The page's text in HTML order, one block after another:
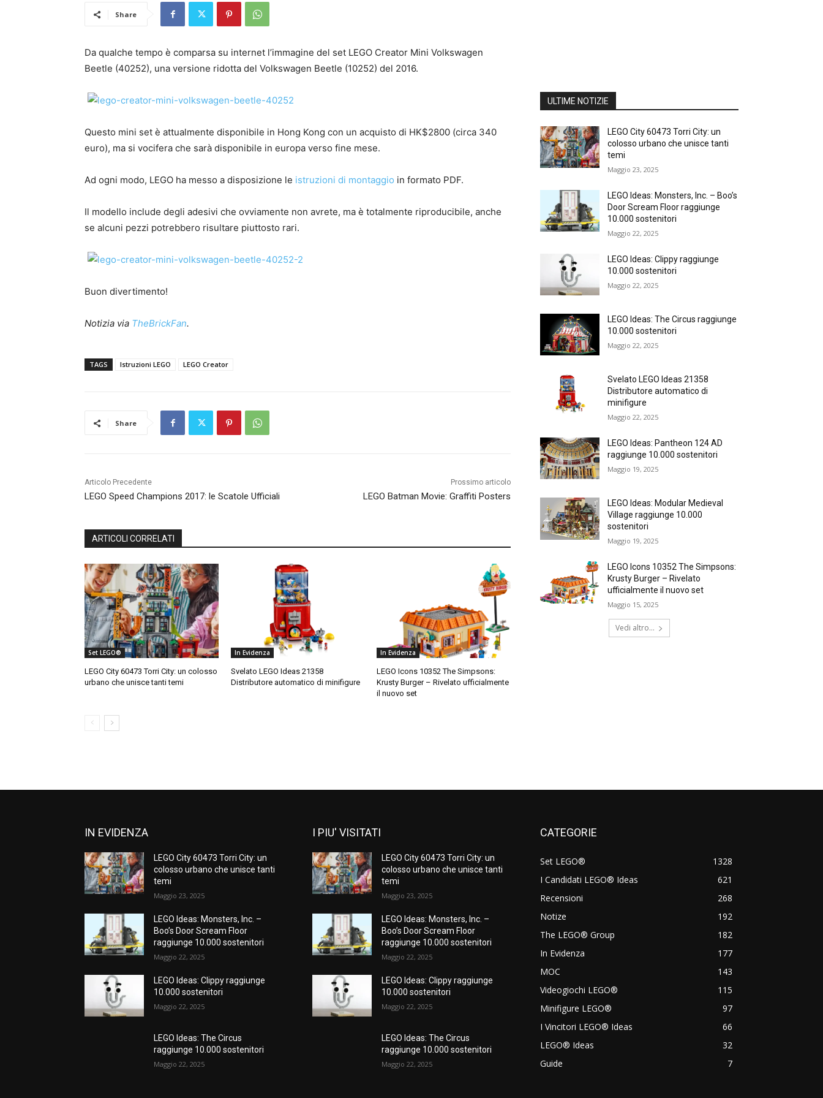
Share
Da qualche tempo è comparsa su internet l’immagine del set LEGO Creator Mini Volkswagen
Beetle (40252), una versione ridotta del Volkswagen Beetle (10252) del 2016.
Questo mini set è attualmente disponibile in Hong Kong con un acquisto di HK$2800 (circa 340
euro), ma si vocifera che sarà disponibile in europa verso fine mese.
Ad ogni modo, LEGO ha messo a disposizione le istruzioni di montaggio in formato PDF.
Il modello include degli adesivi che ovviamente non avrete, ma è totalmente riproducibile, anche
se alcuni pezzi potrebbero risultare piuttosto rari.
Buon divertimento!
Notizia via TheBrickFan.
TAGS Istruzioni LEGO LEGO Creator
Share
Articolo Precedente
LEGO Speed Champions 2017: le Scatole Ufficiali
Prossimo articolo
LEGO Batman Movie: Graffiti Posters
ARTICOLI CORRELATI
Set LEGO®
LEGO City 60473 Torri City: un colosso
urbano che unisce tanti temi
In Evidenza
Svelato LEGO Ideas 21358
Distributore automatico di minifigure
In Evidenza
LEGO Icons 10352 The Simpsons:
Krusty Burger – Rivelato ufficialmente
il nuovo set
ULTIME NOTIZIE
LEGO City 60473 Torri City: un
colosso urbano che unisce tanti
temi
Maggio 23, 2025
LEGO Ideas: Monsters, Inc. – Boo’s
Door Scream Floor raggiunge
10.000 sostenitori
Maggio 22, 2025
LEGO Ideas: Clippy raggiunge
10.000 sostenitori
Maggio 22, 2025
LEGO Ideas: The Circus raggiunge
10.000 sostenitori
Maggio 22, 2025
Svelato LEGO Ideas 21358
Distributore automatico di
minifigure
Maggio 22, 2025
LEGO Ideas: Pantheon 124 AD
raggiunge 10.000 sostenitori
Maggio 19, 2025
LEGO Ideas: Modular Medieval
Village raggiunge 10.000
sostenitori
Maggio 19, 2025
LEGO Icons 10352 The Simpsons:
Krusty Burger – Rivelato
ufficialmente il nuovo set
Maggio 15, 2025
Vedi altro...
IN EVIDENZA
LEGO City 60473 Torri City: un
colosso urbano che unisce tanti
temi
Maggio 23, 2025
LEGO Ideas: Monsters, Inc. –
Boo’s Door Scream Floor
raggiunge 10.000 sostenitori
Maggio 22, 2025
LEGO Ideas: Clippy raggiunge
10.000 sostenitori
Maggio 22, 2025
LEGO Ideas: The Circus
raggiunge 10.000 sostenitori
Maggio 22, 2025
I PIU' VISITATI
LEGO City 60473 Torri City: un
colosso urbano che unisce tanti
temi
Maggio 23, 2025
LEGO Ideas: Monsters, Inc. –
Boo’s Door Scream Floor
raggiunge 10.000 sostenitori
Maggio 22, 2025
LEGO Ideas: Clippy raggiunge
10.000 sostenitori
Maggio 22, 2025
LEGO Ideas: The Circus
raggiunge 10.000 sostenitori
Maggio 22, 2025
CATEGORIE
Set LEGO®
1328
I Candidati LEGO® Ideas
621
Recensioni
268
Notize
192
The LEGO® Group
182
In Evidenza
177
MOC
143
Videogiochi LEGO®
115
Minifigure LEGO®
97
I Vincitori LEGO® Ideas
66
LEGO® Ideas
32
Guide
7